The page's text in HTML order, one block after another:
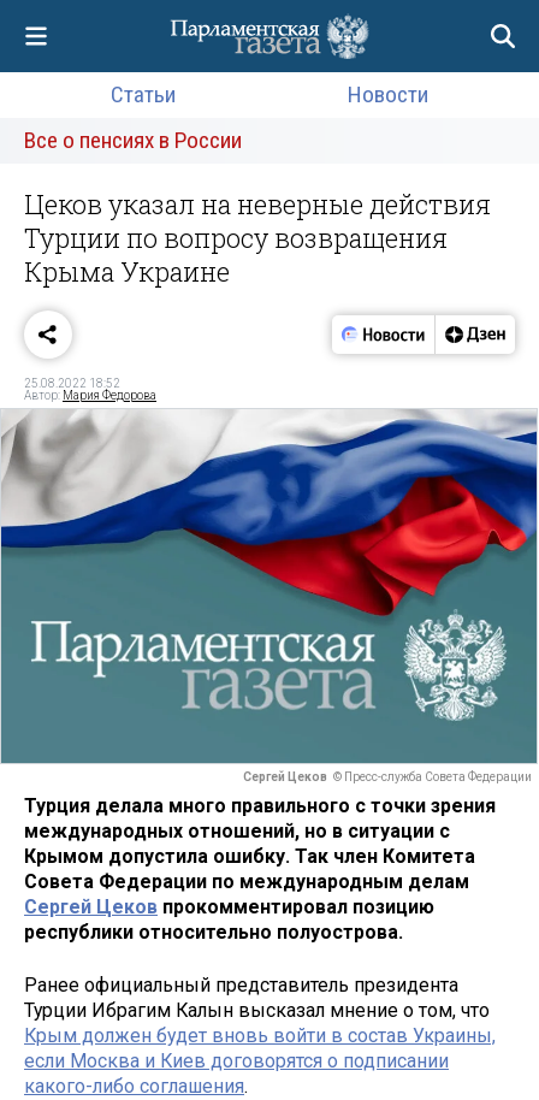
Статьи
Новости
Все о пенсиях в России
Цеков указал на неверные действия
Турции по вопросу возвращения
Крыма Украине
25.08.2022 18:52
Автор: Мария Федорова
Сергей Цеков © Пресс-служба Совета Федерации
Турция делала много правильного с точки зрения
международных отношений, но в ситуации с
Крымом допустила ошибку. Так член Комитета
Совета Федерации по международным делам
Сергей Цеков прокомментировал позицию
республики относительно полуострова.
Ранее официальный представитель президента
Турции Ибрагим Калын высказал мнение о том, что
Крым должен будет вновь войти в состав Украины,
если Москва и Киев договорятся о подписании
какого-либо соглашения.